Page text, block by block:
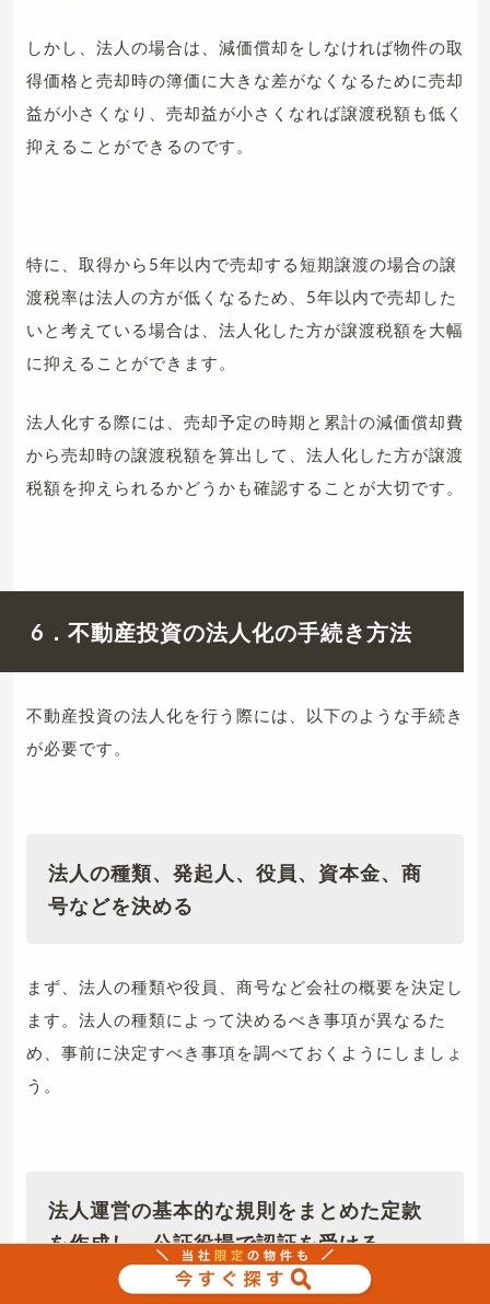
しかし、法人の場合は、減価償却をしなければ物件の取
得価格と売却時の簿価に大きな差がなくなるために売却
益が小さくなり、売却益が小さくなれば譲渡税額も低く
抑えることができるのです。
特に、取得から5年以内で売却する短期譲渡の場合の譲
渡税率は法人の方が低くなるため、5年以内で売却した
いと考えている場合は、法人化した方が譲渡税額を大幅
に抑えることができます。
法人化する際には、売却予定の時期と累計の減価償却費
から売却時の譲渡税額を算出して、法人化した方が譲渡
税額を抑えられるかどうかも確認することが大切です。
6 ．不動産投資の法人化の手続き方法
不動産投資の法人化を行う際には、以下のような手続き
が必要です。
法人の種類、発起人、役員、資本金、商
号などを決める
まず、法人の種類や役員、商号など会社の概要を決定し
ます。法人の種類によって決めるべき事項が異なるた
め、事前に決定すべき事項を調べておくようにしましょ
う。
法人運営の基本的な規則をまとめた定款
を作成し、公証役場で認証を受ける